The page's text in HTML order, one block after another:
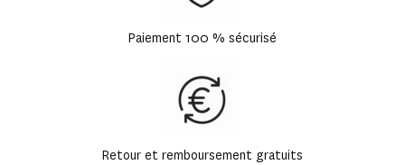
Paiement 100 % sécurisé
Retour et remboursement gratuits